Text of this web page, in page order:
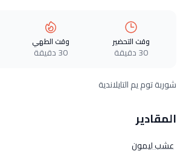
وقت التحضير
30 دقيقة
وقت الطهي
30 دقيقة
شوربة توم يم التايلاندية
المقادير
عشب ليمون